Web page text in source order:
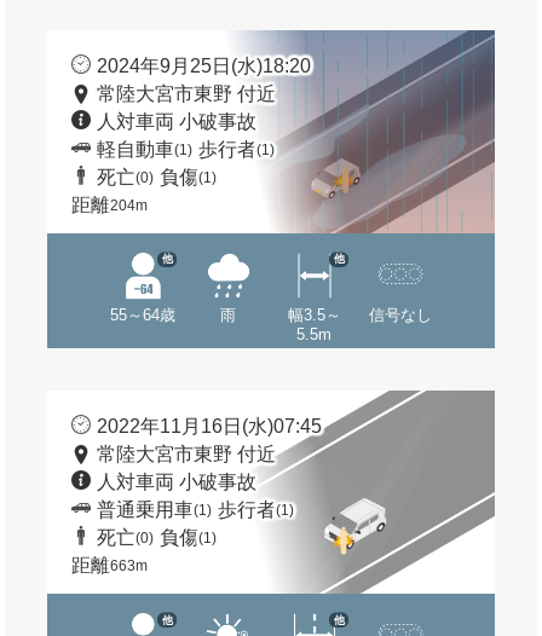
2024年9月25日(水)18:20
常陸大宮市東野 付近
人対車両 小破事故
軽自動車(1) 歩行者(1)
死亡(0) 負傷(1)
距離204m
55～64歳
他
雨
幅3.5～
5.5m
他
信号なし
2022年11月16日(水)07:45
常陸大宮市東野 付近
人対車両 小破事故
普通乗用車(1) 歩行者(1)
死亡(0) 負傷(1)
距離663m
他 他